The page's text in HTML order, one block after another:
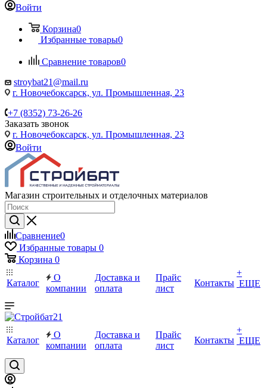
Войти
Корзина0
Избранные товары0
Сравнение товаров0
stroybat21@mail.ru
г. Новочебоксарск, ул. Промышленная, 23
+7 (8352) 73-26-26
Заказать звонок
г. Новочебоксарск, ул. Промышленная, 23
Войти
Магазин строительных и отделочных материалов
Сравнение0
Избранные товары 0
Корзина 0
Каталог
О
компании
Доставка и
оплата
Прайс
лист
Контакты
+
ЕЩЕ
Каталог
О
компании
Доставка и
оплата
Прайс
лист
Контакты
+
ЕЩЕ